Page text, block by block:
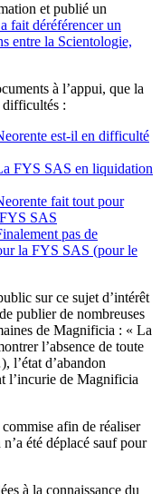
et publié un
fait déréférencer un
entre la Scientologie,
à l’appui, que la
difficultés :
est-il en difficulté
FYS SAS en liquidation
fait tout pour
SAS
pas de
la FYS SAS (pour le
sur ce sujet d’intérêt
publier de nombreuses
de Magnificia : « La
l’absence de toute
l’état d’abandon
l’incurie de Magnificia
afin de réaliser
été déplacé sauf pour
à la connaissance du